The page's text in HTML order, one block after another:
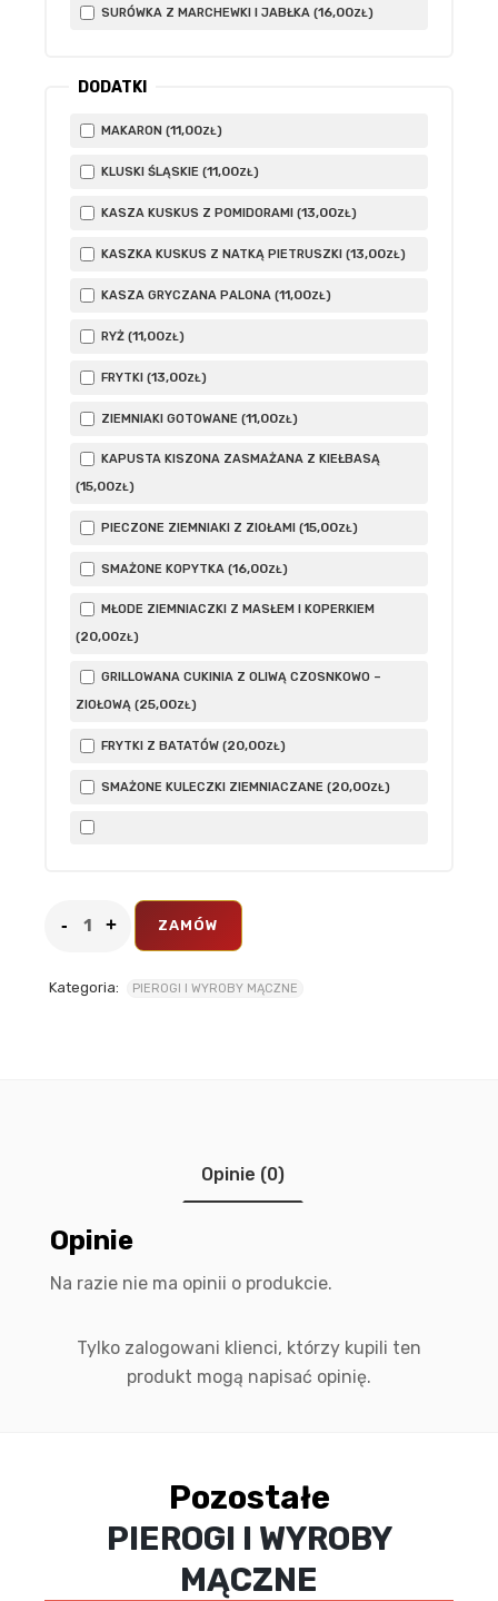
SURÓWKA Z MARCHEWKI I JABŁKA (16,00ZŁ)
DODATKI
MAKARON (11,00ZŁ)
KLUSKI ŚLĄSKIE (11,00ZŁ)
KASZA KUSKUS Z POMIDORAMI (13,00ZŁ)
KASZKA KUSKUS Z NATKĄ PIETRUSZKI (13,00ZŁ)
KASZA GRYCZANA PALONA (11,00ZŁ)
RYŻ (11,00ZŁ)
FRYTKI (13,00ZŁ)
ZIEMNIAKI GOTOWANE (11,00ZŁ)
KAPUSTA KISZONA ZASMAŻANA Z KIEŁBASĄ
(15,00ZŁ)
PIECZONE ZIEMNIAKI Z ZIOŁAMI (15,00ZŁ)
SMAŻONE KOPYTKA (16,00ZŁ)
MŁODE ZIEMNIACZKI Z MASŁEM I KOPERKIEM
(20,00ZŁ)
GRILLOWANA CUKINIA Z OLIWĄ CZOSNKOWO –
ZIOŁOWĄ (25,00ZŁ)
FRYTKI Z BATATÓW (20,00ZŁ)
SMAŻONE KULECZKI ZIEMNIACZANE (20,00ZŁ)
ZAMÓW
Kategoria: PIEROGI I WYROBY MĄCZNE
Opinie (0)
Opinie
Na razie nie ma opinii o produkcie.
Tylko zalogowani klienci, którzy kupili ten
produkt mogą napisać opinię.
Pozostałe
PIEROGI I WYROBY
MĄCZNE